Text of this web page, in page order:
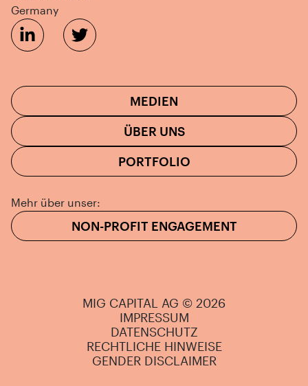
Germany
MEDIEN
ÜBER UNS
PORTFOLIO
Mehr über unser:
NON-PROFIT ENGAGEMENT
MIG CAPITAL AG © 2026
IMPRESSUM
DATENSCHUTZ
RECHTLICHE HINWEISE
GENDER DISCLAIMER